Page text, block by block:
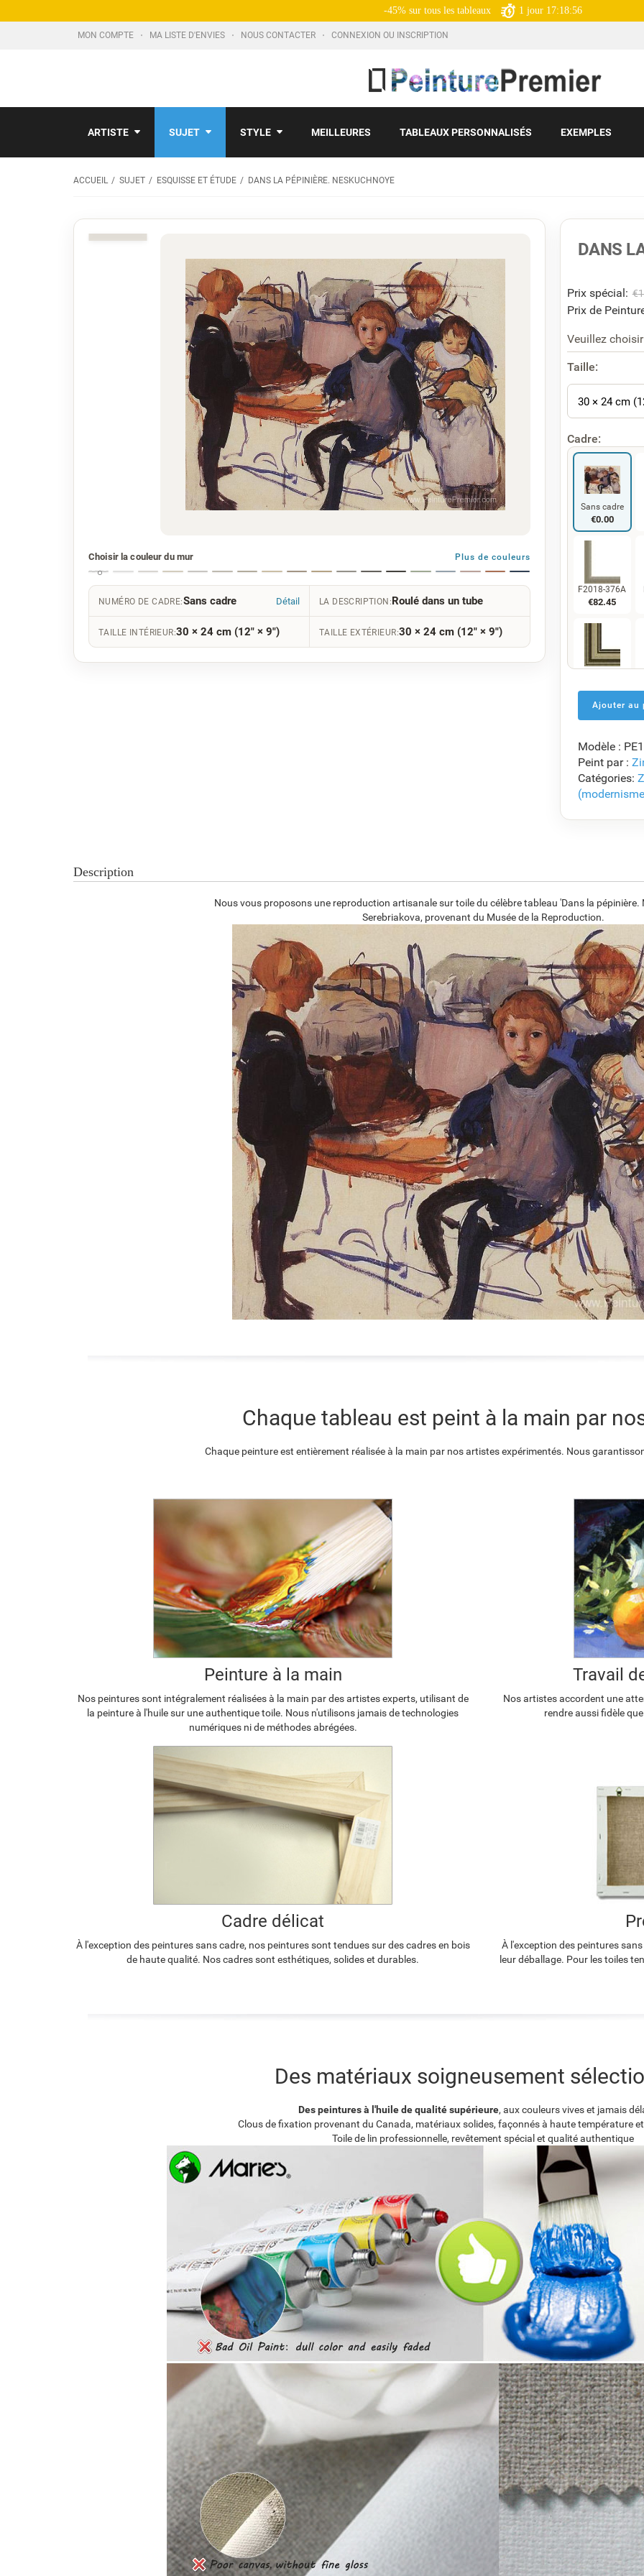
-45% sur tous les tableaux 1 jour 17:18:55
MON COMPTE MA LISTE D'ENVIES NOUS CONTACTER CONNEXION OU INSCRIPTION
ARTISTE SUJET STYLE MEILLEURES TABLEAUX PERSONNALISÉS EXEMPLES
ACCUEIL SUJET ESQUISSE ET ÉTUDE DANS LA PÉPINIÈRE. NESKUCHNOYE
Choisir la couleur du mur Plus de couleurs
NUMÉRO DE CADRE:Sans cadre Détail LA DESCRIPTION:Roulé dans un tube
TAILLE INTÉRIEUR:30 × 24 cm (12" × 9") TAILLE EXTÉRIEUR:30 × 24 cm (12" × 9")
DANS
Prix ​​spécial: €
Prix de
Veuillez
Taille:
30 × 24 cm
Cadre:
Sans cadre
€0.00
F2018-376A
€82.45
F5429-258
€114.95
Modèle :
Peint par :
Catégories:
Description
Nous vous proposons une reproduction artisanale sur toile du célèbre tableau 'Dans la pépinière.
Serebriakova, provenant du Musée de la Reproduction.
Chaque tableau est peint à la main par
Chaque peinture est entièrement réalisée à la main par nos artistes expérimentés. Nous
Peinture à la main
Nos peintures sont intégralement réalisées à la main par des artistes experts, utilisant de
la peinture à l'huile sur une authentique toile. Nous n'utilisons jamais de technologies
numériques ni de méthodes abrégées.
Travail
Nos artistes accordent une
rendre aussi fidèle
Cadre délicat
À l'exception des peintures sans cadre, nos peintures sont tendues sur des cadres en bois
de haute qualité. Nos cadres sont esthétiques, solides et durables.
À l'exception des peintures
leur déballage. Pour les toiles
Des matériaux soigneusement
Des peintures à l'huile de qualité supérieure, aux couleurs vives et jamais
Clous de fixation provenant du Canada, matériaux solides, façonnés à haute température
Toile de lin professionnelle, revêtement spécial et qualité authentique